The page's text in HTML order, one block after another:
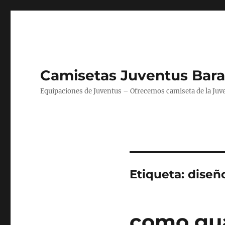
Camisetas Juventus
Equipaciones de Juventus – Ofrecemos camiseta de la
Etiqueta: